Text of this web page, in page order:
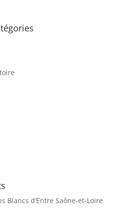
Blancs d’Entre Saône-et-Loire